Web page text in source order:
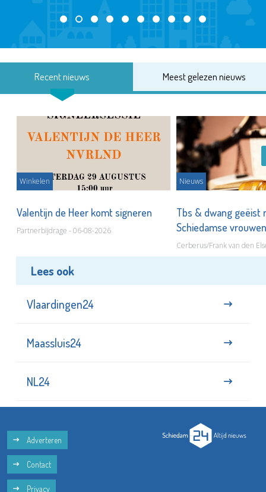
Recent nieuws Meest gelezen nieuws
Winkelen
Valentijn de Heer komt signeren
Partnerbijdrage - 06-08-2026
Nieuws
Tbs & dwang geëist
Schiedamse
Cerberus/Frank van den
Lees ook
Vlaardingen24
Maassluis24
NL24
Adverteren
Contact
Privacy